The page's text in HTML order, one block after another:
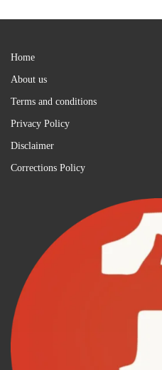
Home
About us
Terms and conditions
Privacy Policy
Disclaimer
Corrections Policy